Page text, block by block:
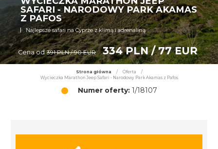
SAFARI - NARODOWY PARK AKAMAS
Z PAFOS
Najlepsze safari na Cyprze z klimą i adrenaliną
Cena od 391 PLN / 90 EUR 334 PLN / 77 EUR
Strona główna / Oferta
/
Wycieczka Marathon Jeep Safari - Narodowy Park Akamas z Pafos
Numer oferty:1/18107